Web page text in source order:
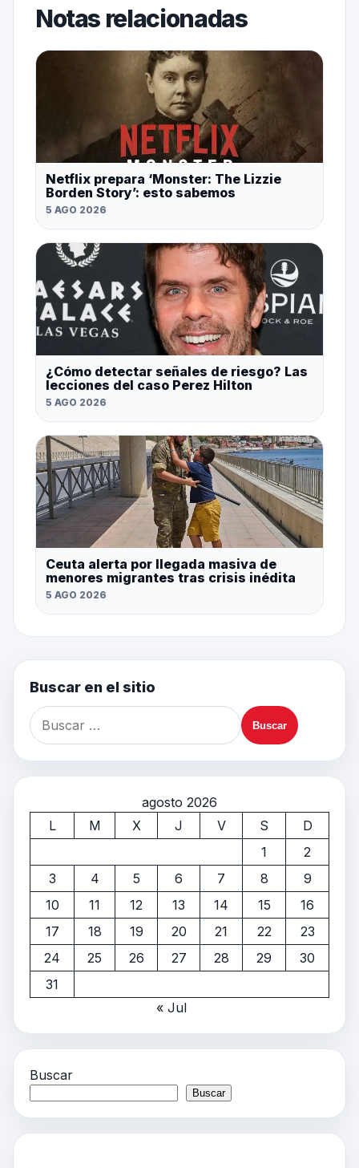
Notas relacionadas
Netflix prepara ‘Monster: The Lizzie
Borden Story’: esto sabemos
5 AGO 2026
¿Cómo detectar señales de riesgo? Las
lecciones del caso Perez Hilton
5 AGO 2026
Ceuta alerta por llegada masiva de
menores migrantes tras crisis inédita
5 AGO 2026
Buscar en el sitio
agosto 2026
L
M X J V S
D
1
2
3
4 5 6 7 8
9
10
11 12 13 14 15
16
17
18 19 20 21 22
23
24
25 26 27 28 29
30
31
« Jul
Buscar
Buscar